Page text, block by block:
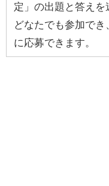
定」の出題と答えを
どなたでも参加で
に応募できます。